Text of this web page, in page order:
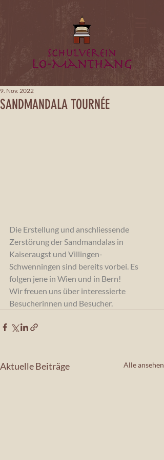
SANDMANDALA TOURNÉE
9. Nov. 2022
Die Erstellung und anschliessende
Zerstörung der Sandmandalas in
Kaiseraugst und Villingen-
Schwenningen sind bereits vorbei. Es
folgen jene in Wien und in Bern!
Wir freuen uns über interessierte
Besucherinnen und Besucher.
Aktuelle Beiträge Alle ansehen